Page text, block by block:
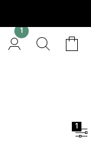
1
1